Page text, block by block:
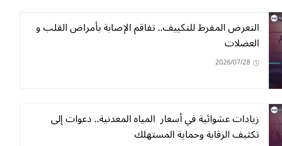
التعرض المفرط للتكييف.. تفاقم الإصابة بأمراض القلب و
العضلات
2026/07/28
زيادات عشوائية في أسعار المياه المعدنية.. دعوات إلى
تكثيف الرقابة وحماية المستهلك